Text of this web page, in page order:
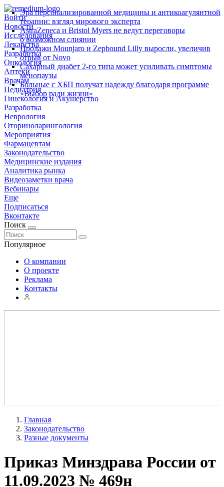
Войти
Новости
Исследования
Лекарства
Разработка
Онкология
Аптеки
Врачам
Педиатрия
Гинекология и Акушерство
Разработка
Неврология
Оториноларингология
Мероприятия
Фармацевтам
Законодательство
Медицинские издания
Аналитика рынка
Видеозаметки врача
Вебинары
Еще
Подписаться
Вконтакте
Поиск
Популярное
Эра персонализированной медицины и антикоагулянтной
терапии: взгляд мирового эксперта
AstraZeneca и Bristol Myers не ведут переговоры
о возможном слиянии
Продажи Mounjaro и Zepbound Lilly выросли, увеличив
отрыв от Novo
Сахарный диабет 2‑го типа может усиливать симптомы
менопаузы
Больные с ХБП получат надежду благодаря программе
«Выбор ради жизни»
О компании
О проекте
Реклама
Контакты
Главная
Законодательство
Разные документы
Приказ Минздрава России от
11.09.2023 № 469н